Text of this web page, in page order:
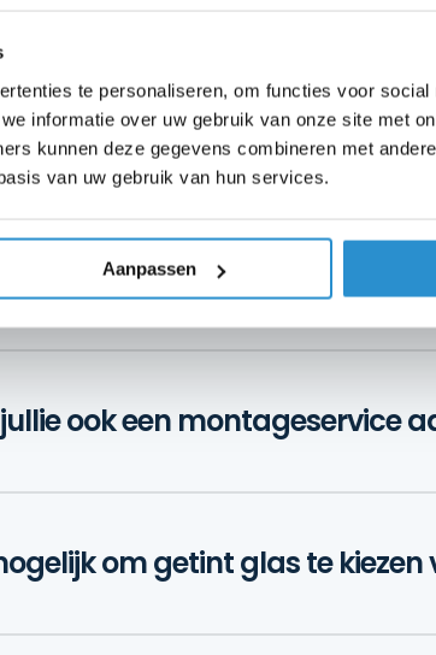
te personaliseren, om functies voor social
informatie over uw gebruik van onze site met
kunnen deze gegevens combineren met
van uw gebruik van hun services.
Aanpassen
ik de breedte van de
glazen schuifwanden zelf
ook een montageservice
om getint glas te